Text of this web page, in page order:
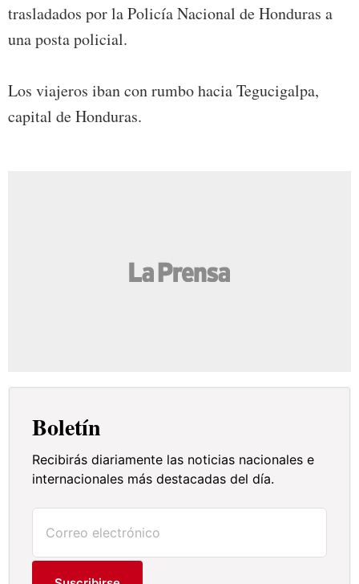
trasladados por la Policía Nacional de Honduras a
una posta policial.
Los viajeros iban con rumbo hacia Tegucigalpa,
capital de Honduras.
Boletín
Recibirás diariamente las noticias nacionales e
internacionales más destacadas del día.